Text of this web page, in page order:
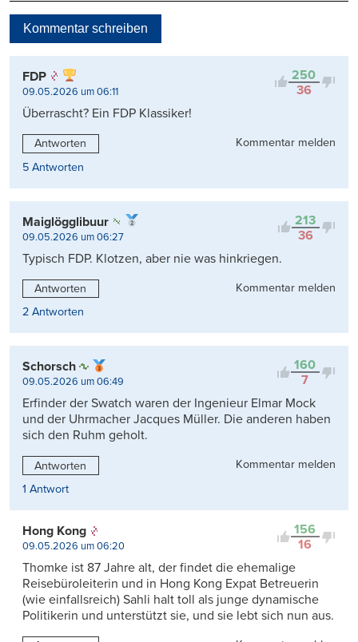
Kontrovers
Kommentar schreiben
250
36
FDP
09.05.2026 um 06:11
Überrascht? Ein FDP Klassiker!
Antworten
Kommentar melden
5 Antworten
213
36
Maiglögglibuur
09.05.2026 um 06:27
Typisch FDP. Klotzen, aber nie was hinkriegen.
Antworten
Kommentar melden
2 Antworten
160
7
Schorsch
09.05.2026 um 06:49
Erfinder der Swatch waren der Ingenieur Elmar Mock
und der Uhrmacher Jacques Müller. Die anderen haben
sich den Ruhm geholt.
Antworten
Kommentar melden
1 Antwort
156
16
Hong Kong
09.05.2026 um 06:20
Thomke ist 87 Jahre alt, der findet die ehemalige
Reisebüroleiterin und in Hong Kong Expat Betreuerin
(wie einfallsreich) Sahli halt toll als junge dynamische
Politikerin und unterstützt sie, und sie lebt sich nun aus.